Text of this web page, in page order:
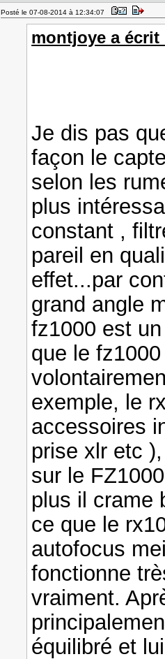
Posté le 07-08-2014 à 12:34:07
montjoye a écrit
Je dis pas
façon le
selon les
plus
constant ,
pareil en
effet...par
grand angle
fz1000 est
que le
exemple, le
accessoires
prise xlr etc
sur le
plus il crame
ce que le
autofocus
fonctionne
vraiment.
équilibré et